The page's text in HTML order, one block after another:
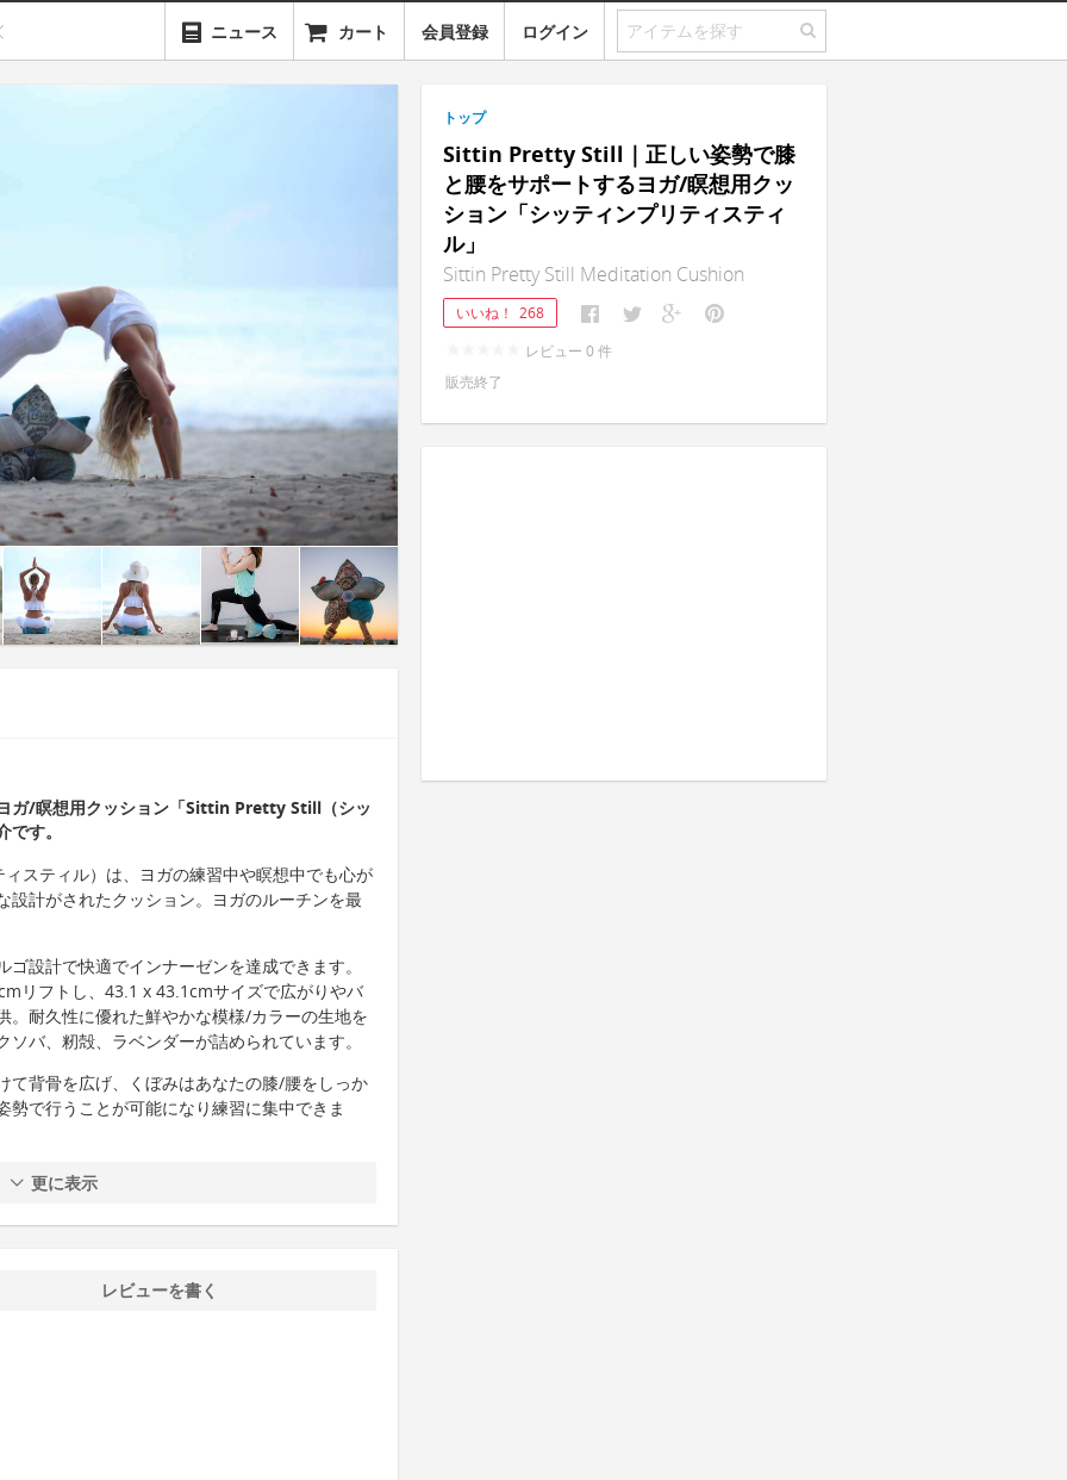
ニュース カート 会員登録 ログイン
ガ/瞑想用クッション「Sittin Pretty Still（シッ
す。
スティル）は、ヨガの練習中や瞑想中でも心が
設計がされたクッション。ヨガのルーチンを最
設計で快適でインナーゼンを達成できます。
リフトし、43.1 x 43.1cmサイズで広がりやバ
。耐久性に優れた鮮やかな模様/カラーの生地を
バ、籾殻、ラベンダーが詰められています。
て背骨を広げ、くぼみはあなたの膝/腰をしっか
勢で行うことが可能になり練習に集中できま
更に表示
レビューを書く
トップ
Sittin Pretty Still｜正しい姿勢で膝
と腰をサポートするヨガ/瞑想用クッ
ション「シッティンプリティスティ
ル」
Sittin Pretty Still Meditation Cushion
いいね！ 268
レビュー 0 件
販売終了